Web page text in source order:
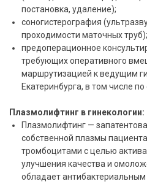
постановка, удаление);
соногистерография
проходимости маточных труб);
предоперационное
требующих оперативного
маршрутизацией к ведущим
Екатеринбурга, в том числе
Плазмолифтинг в гинекологии:
Плазмолифтинг —
собственной плазмы
тромбоцитами с целью
улучшения качества и
обладает